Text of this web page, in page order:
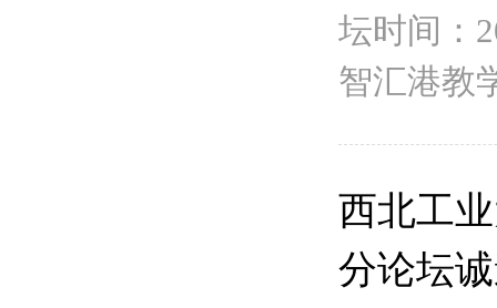
坛时间：
智汇港教
西北工
分论坛